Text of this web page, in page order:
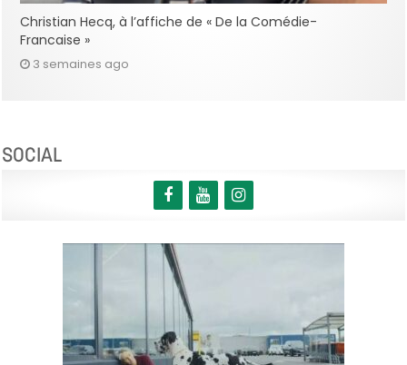
Christian Hecq, à l’affiche de « De la Comédie-
Francaise »
3 semaines ago
SOCIAL